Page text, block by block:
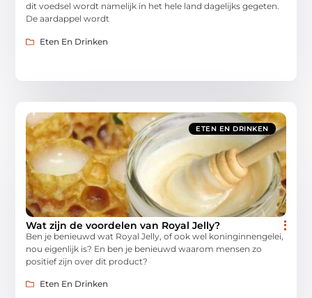
dit voedsel wordt namelijk in het hele land dagelijks gegeten.
De aardappel wordt
Eten En Drinken
ETEN EN DRINKEN
Wat zijn de voordelen van Royal Jelly?
Ben je benieuwd wat Royal Jelly, of ook wel koninginnengelei,
nou eigenlijk is? En ben je benieuwd waarom mensen zo
positief zijn over dit product?
Eten En Drinken